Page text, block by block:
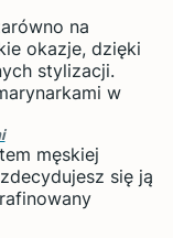
na
okazje, dzięki
stylizacji.
w
męskiej
się ją